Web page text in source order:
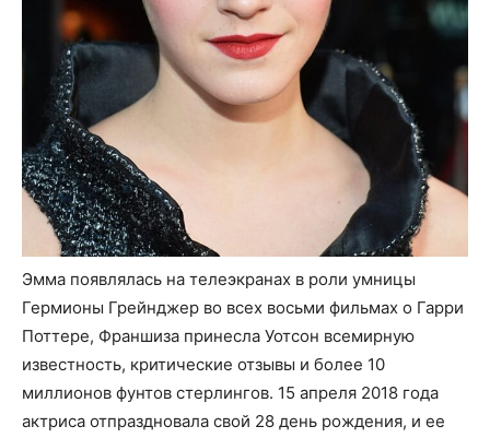
Эмма появлялась на телеэкранах в роли умницы
Гермионы Грейнджер во всех восьми фильмах о Гарри
Поттере, Франшиза принесла Уотсон всемирную
известность, критические отзывы и более 10
миллионов фунтов стерлингов. 15 апреля 2018 года
актриса отпраздновала свой 28 день рождения, и ее